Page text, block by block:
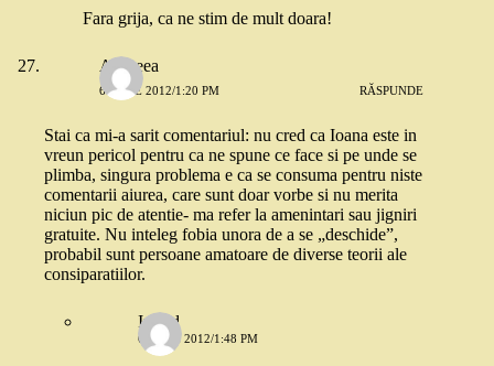
Fara grija, ca ne stim de mult doara!
Andreea
6 IULIE 2012/1:20 PM RĂSPUNDE
Stai ca mi-a sarit comentariul: nu cred ca Ioana este in
vreun pericol pentru ca ne spune ce face si pe unde se
plimba, singura problema e ca se consuma pentru niste
comentarii aiurea, care sunt doar vorbe si nu merita
niciun pic de atentie- ma refer la amenintari sau jigniri
gratuite. Nu inteleg fobia unora de a se „deschide”,
probabil sunt persoane amatoare de diverse teorii ale
consiparatiilor.
Ingrid
6 IULIE 2012/1:48 PM